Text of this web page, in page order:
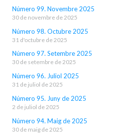
Número 99. Novembre 2025
30 de novembre de 2025
Número 98. Octubre 2025
31 d'octubre de 2025
Número 97. Setembre 2025
30 de setembre de 2025
Número 96. Juliol 2025
31 de juliol de 2025
Número 95. Juny de 2025
2 de juliol de 2025
Número 94. Maig de 2025
30 de maig de 2025